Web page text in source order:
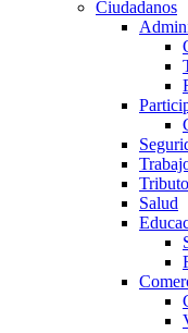
Ciudadanos
Salud